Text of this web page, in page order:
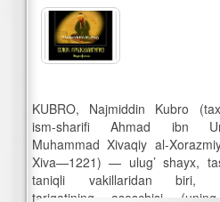
KUBRO, Najmiddin Kubro
ism-sharifi Ahmad ibn
Muhammad Xivaqiy al-
Xiva—1221) — ulug’ shayx,
taniqli vakillaridan biri,
tariqatining asoschisi